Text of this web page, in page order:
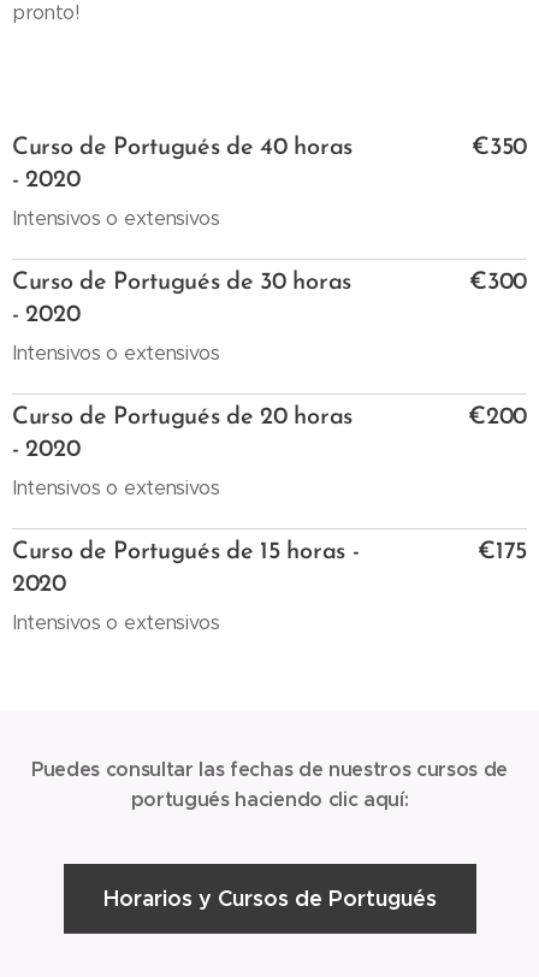
pronto!
Curso de Portugués de 40 horas
- 2020
Intensivos o extensivos
€350
Curso de Portugués de 30 horas
- 2020
Intensivos o extensivos
€300
Curso de Portugués de 20 horas
- 2020
Intensivos o extensivos
€200
Curso de Portugués de 15 horas -
2020
Intensivos o extensivos
€175
Puedes consultar las fechas de nuestros cursos de
portugués haciendo clic aquí:
Horarios y Cursos de Portugués